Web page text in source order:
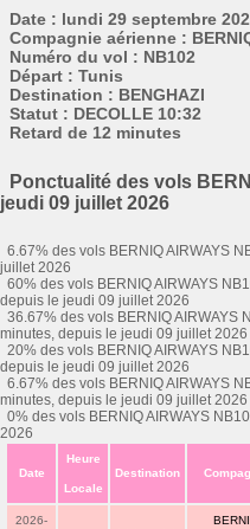
Date : lundi 29 septembre
Compagnie aérienne :
Numéro du vol : NB102
Départ : Tunis
Destination : BENGHAZI
Statut : DECOLLE 10:32
Retard de 12 minutes
Ponctualité des vols
jeudi 09 juillet 2026
6.67% des vols BERNIQ AIRWAYS
juillet 2026
60% des vols BERNIQ AIRWAYS
depuis le jeudi 09 juillet 2026
36.67% des vols BERNIQ AIRWAYS
minutes, depuis le jeudi 09 juillet 2026
20% des vols BERNIQ AIRWAYS
depuis le jeudi 09 juillet 2026
6.67% des vols BERNIQ AIRWAYS
minutes, depuis le jeudi 09 juillet 2026
0% des vols BERNIQ AIRWAYS
2026
Date
Heure
Locale
Destination
2026-